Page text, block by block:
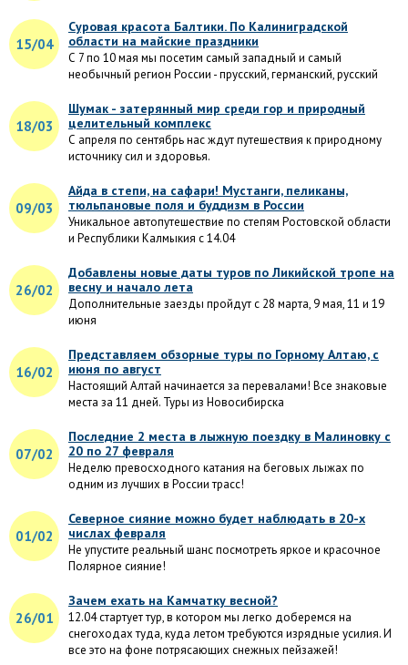
15/04
Суровая красота Балтики. По Калиниградской
области на майские праздники
С 7 по 10 мая мы посетим самый западный и самый
необычный регион России - прусский, германский, русский
18/03
Шумак - затерянный мир среди гор и природный
целительный комплекс
С апреля по сентябрь нас ждут путешествия к природному
источнику сил и здоровья.
09/03
Айда в степи, на сафари! Мустанги, пеликаны,
тюльпановые поля и буддизм в России
Уникальное автопутешествие по степям Ростовской области
и Республики Калмыкия с 14.04
26/02
Добавлены новые даты туров по Ликийской тропе на
весну и начало лета
Дополнительные заезды пройдут с 28 марта, 9 мая, 11 и 19
июня
16/02
Представляем обзорные туры по Горному Алтаю, с
июня по август
Настоящий Алтай начинается за перевалами! Все знаковые
места за 11 дней. Туры из Новосибирска
07/02
Последние 2 места в лыжную поездку в Малиновку с
20 по 27 февраля
Неделю превосходного катания на беговых лыжах по
одним из лучших в России трасс!
01/02
Северное сияние можно будет наблюдать в 20-х
числах февраля
Не упустите реальный шанс посмотреть яркое и красочное
Полярное сияние!
26/01
Зачем ехать на Камчатку весной?
12.04 стартует тур, в котором мы легко доберемся на
снегоходах туда, куда летом требуются изрядные усилия. И
все это на фоне потрясающих снежных пейзажей!